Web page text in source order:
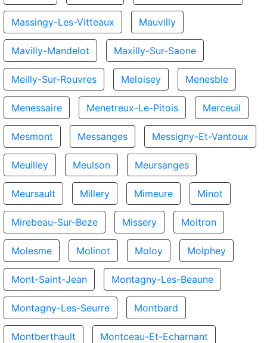
Massingy-Les-Vitteaux Mauvilly
Mavilly-Mandelot Maxilly-Sur-Saone
Meilly-Sur-Rouvres Meloisey Menesble
Menessaire Menetreux-Le-Pitois Merceuil
Mesmont Messanges Messigny-Et-Vantoux
Meuilley Meulson Meursanges
Meursault Millery Mimeure Minot
Mirebeau-Sur-Beze Missery Moitron
Molesme Molinot Moloy Molphey
Mont-Saint-Jean Montagny-Les-Beaune
Montagny-Les-Seurre Montbard
Montberthault Montceau-Et-Echarnant